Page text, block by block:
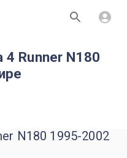
4 Runner N180
N180 1995-2002